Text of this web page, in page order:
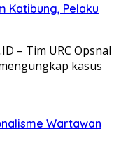
Katibung, Pelaku
– Tim URC Opsnal
kasus
Wartawan